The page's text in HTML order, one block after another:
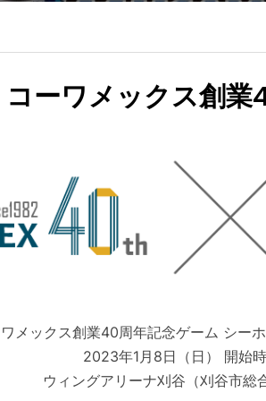
コーワメックス創業
メックス創業40周年記念ゲーム シー
2023年1月8日（日） 開始
ウィングアリーナ刈谷（刈谷市総